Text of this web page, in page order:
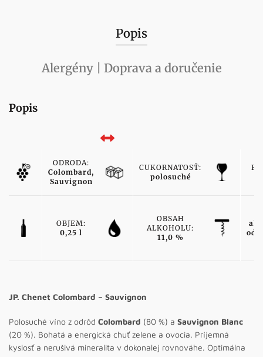
Popis
Alergény | Doprava a doručenie
Popis
ODRODA:
Colombard,
Sauvignon
CUKORNATOSŤ:
polosuché
OBJEM:
0,25 l
OBSAH
ALKOHOLU:
11,0 %
JP. Chenet Colombard – Sauvignon
Polosuché víno z odrôd Colombard (80 %) a Sauvignon Blanc
(20 %). Bohatá a energická chuť zelene a ovocia. Príjemná
kyslosť a nerušivá mineralita v dokonalej rovnováhe. Optimálna